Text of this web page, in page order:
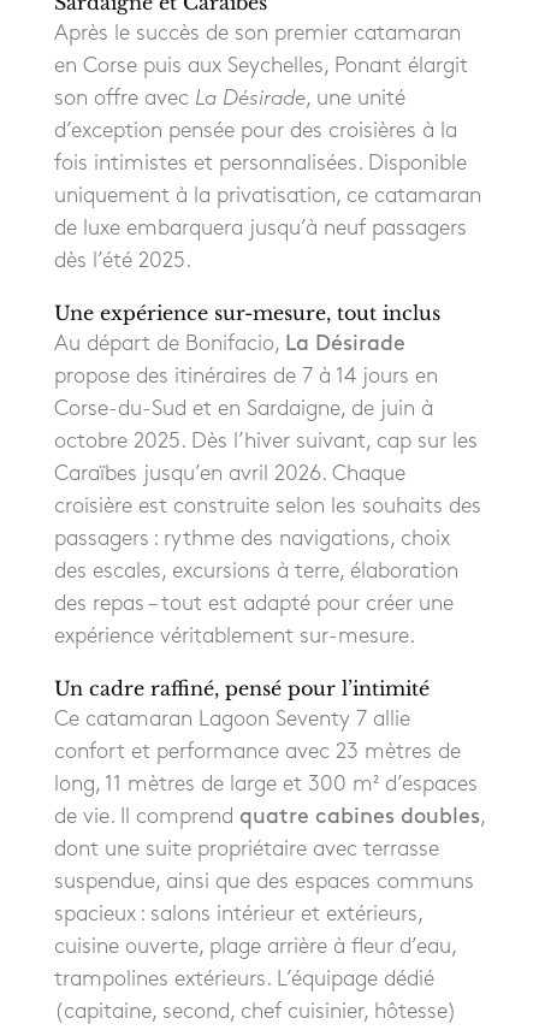
Après le succès de son premier catamaran
en Corse puis aux Seychelles, Ponant élargit
son offre avec La Désirade, une unité
d’exception pensée pour des croisières à la
fois intimistes et personnalisées. Disponible
uniquement à la privatisation, ce catamaran
de luxe embarquera jusqu’à neuf passagers
dès l’été 2025.
Une expérience sur-mesure, tout inclus
Au départ de Bonifacio, La Désirade
propose des itinéraires de 7 à 14 jours en
Corse-du-Sud et en Sardaigne, de juin à
octobre 2025. Dès l’hiver suivant, cap sur les
Caraïbes jusqu’en avril 2026. Chaque
croisière est construite selon les souhaits des
passagers : rythme des navigations, choix
des escales, excursions à terre, élaboration
des repas – tout est adapté pour créer une
expérience véritablement sur-mesure.
Un cadre raffiné, pensé pour l’intimité
Ce catamaran Lagoon Seventy 7 allie
confort et performance avec 23 mètres de
long, 11 mètres de large et 300 m² d’espaces
de vie. Il comprend quatre cabines doubles,
dont une suite propriétaire avec terrasse
suspendue, ainsi que des espaces communs
spacieux : salons intérieur et extérieurs,
cuisine ouverte, plage arrière à fleur d’eau,
trampolines extérieurs. L’équipage dédié
(capitaine, second, chef cuisinier, hôtesse)